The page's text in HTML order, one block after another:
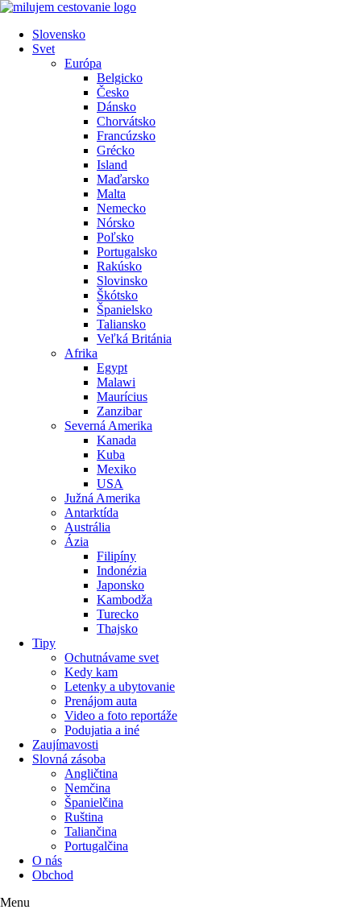
Preskočiť
obsah
Slovensko
Svet
Európa
Belgicko
Česko
Dánsko
Chorvátsko
Francúzsko
Grécko
Island
Maďarsko
Malta
Nemecko
Nórsko
Poľsko
Portugalsko
Rakúsko
Slovinsko
Škótsko
Španielsko
Taliansko
Veľká Británia
Afrika
Egypt
Malawi
Maurícius
Zanzibar
Severná Amerika
Kanada
Kuba
Mexiko
USA
Južná Amerika
Antarktída
Austrália
Ázia
Filipíny
Indonézia
Japonsko
Kambodža
Turecko
Thajsko
Tipy
Ochutnávame svet
Kedy kam
Letenky a ubytovanie
Prenájom auta
Video a foto reportáže
Podujatia a iné
Zaujímavosti
Slovná zásoba
Angličtina
Nemčina
Španielčina
Ruština
Taliančina
Portugalčina
O nás
Obchod
Menu